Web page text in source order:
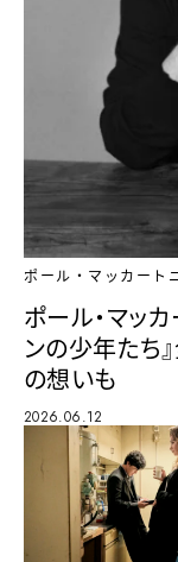
ポール・マッカート
ポール・マッカ
ンの少年たち
の想いも
2026.06.12